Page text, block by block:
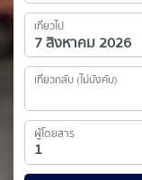
เที่ยวไป
เที่ยวกลับ (ไม่บังคับ)
ผู้โดยสาร